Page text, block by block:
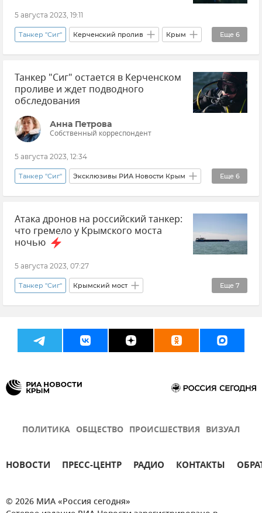
Безопасность Республики Крым и Севастополя
5 августа 2023, 19:11
Еще 6
Танкер "Сиг" Керченский пролив Крым
Происшествия Новости Крыма
Морской транспорт
Беспилотник (БПЛА, дрон)
Беспилотные катера
Танкер "Сиг" остается в Керченском
проливе и ждет подводного
обследования
Анна Петрова
Собственный корреспондент
5 августа 2023, 12:34
Еще 6
Танкер "Сиг" Эксклюзивы РИА Новости Крым
Керченский пролив РосМорРечФлот
Беспилотник (БПЛА, дрон)
Атаки ВСУ на Крым
Атака дронов на российский танкер:
что гремело у Крымского моста
ночью
5 августа 2023, 07:27
Еще 7
Танкер "Сиг" Крымский мост
Керченский пролив Крым
Беспилотник (БПЛА, дрон) Безопасность
Безопасность Республики Крым и Севастополя
ПОЛИТИКА ОБЩЕСТВО ПРОИСШЕСТВИЯ ВИЗУАЛ
НОВОСТИ ПРЕСС-ЦЕНТР РАДИО КОНТАКТЫ
© 2026 МИА «Россия сегодня»